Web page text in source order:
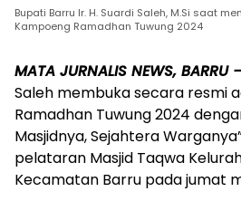
Bupati Barru Ir. H. Suardi Saleh, M.Si saat
Kampoeng Ramadhan Tuwung 2024
MATA JURNALIS NEWS, BARRU
Saleh membuka secara resmi
Ramadhan Tuwung 2024
Masjidnya, Sejahtera
pelataran Masjid Taqwa
Kecamatan Barru pada jumat